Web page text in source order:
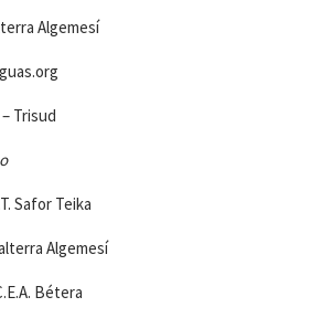
Algemesí
Trisud
Safor Teika
Algemesí
Bétera